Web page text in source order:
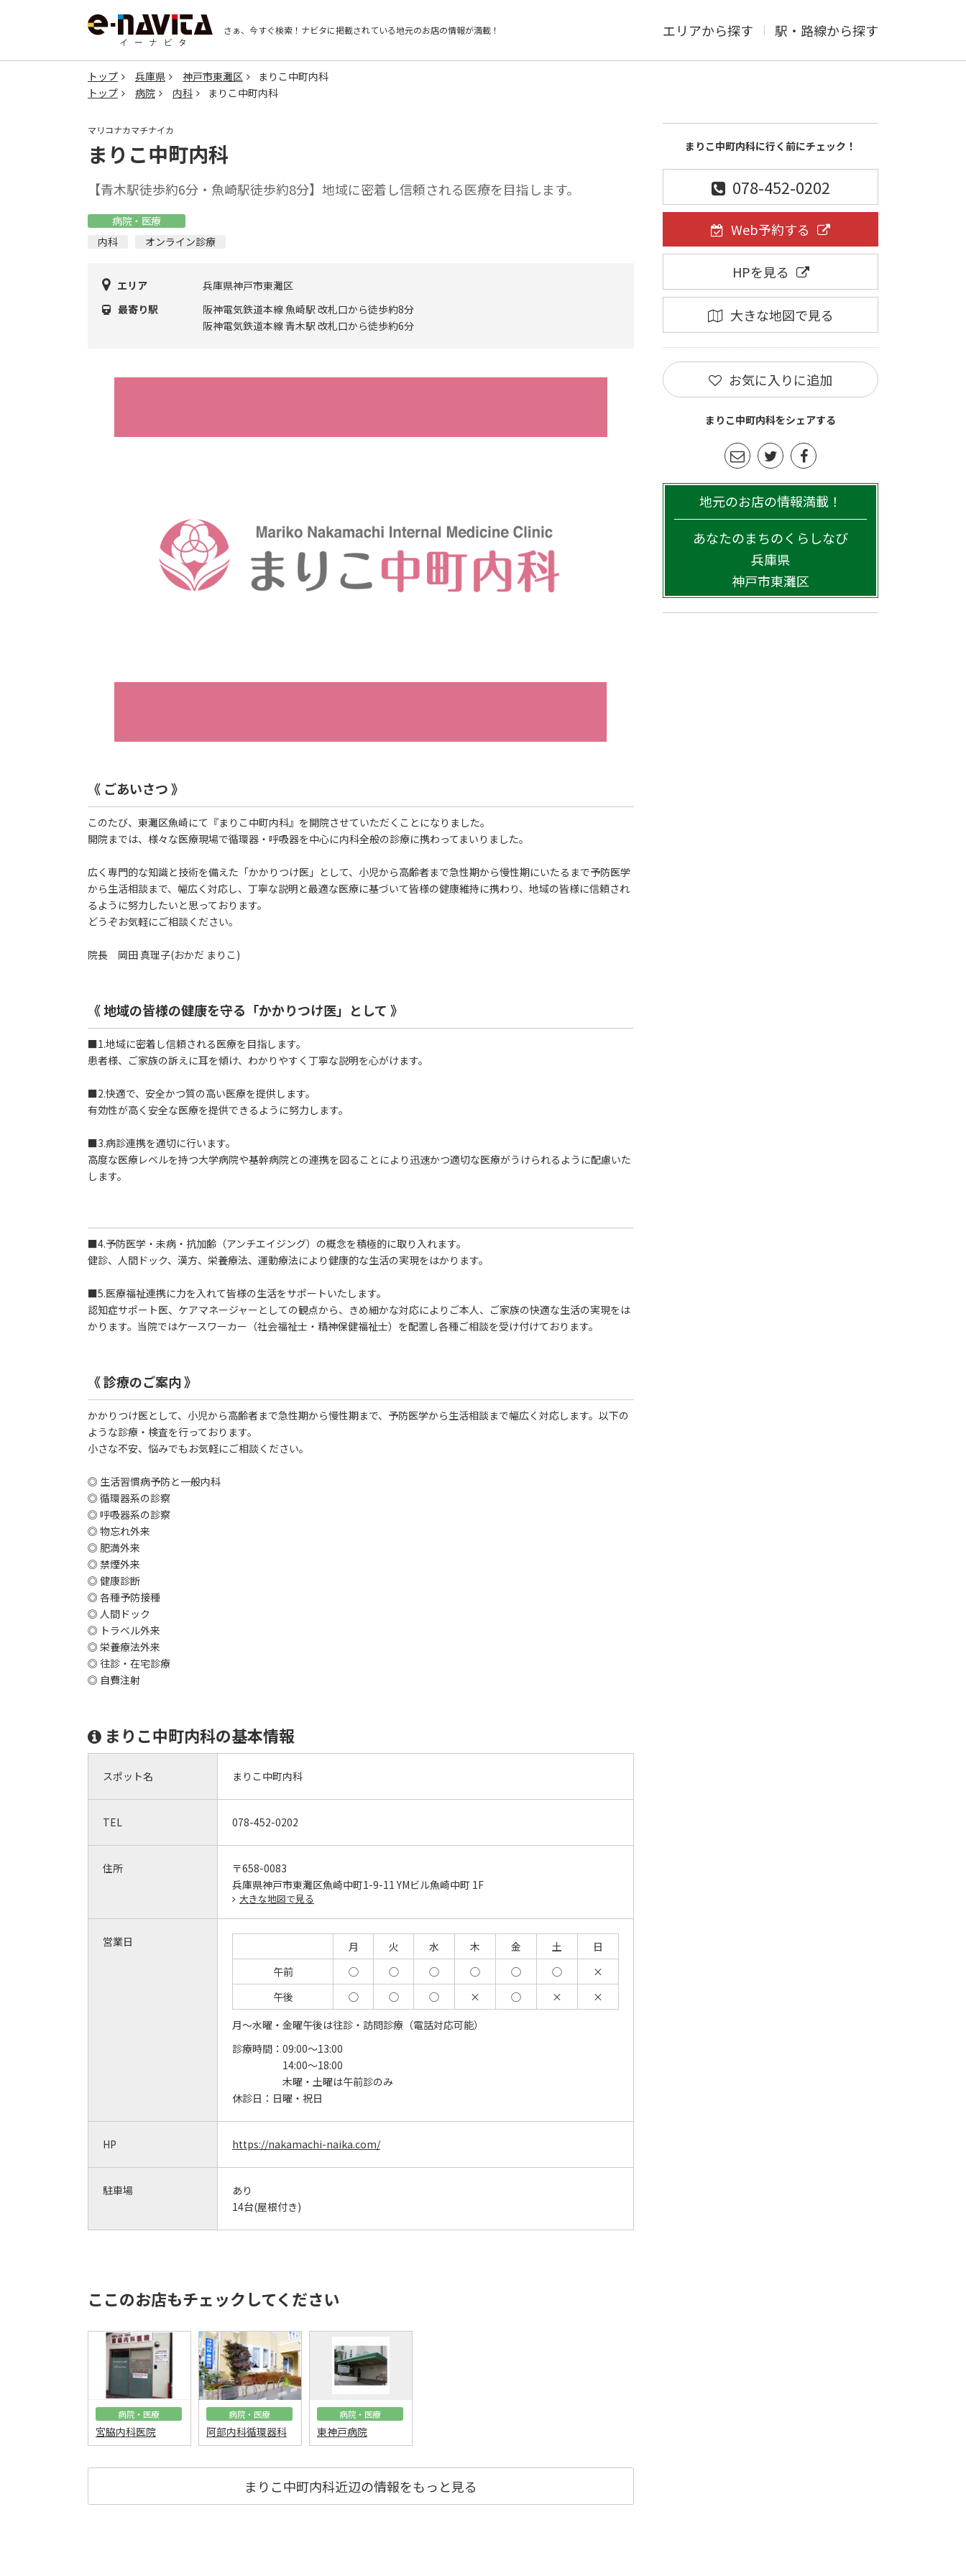
さぁ、今すぐ検索！ ナビタに掲載されている地元のお店の情報が満載！ エリアから探す 駅・路線から探す
トップ 兵庫県 神戸市東灘区
まりこ中町内科
トップ
病院 内科 まりこ中町内科
マリコナカマチナイカ
まりこ中町内科
【青木駅徒歩約6分・魚崎駅徒歩約8分】地域に密着し信頼される医療を目指します。
病院・医療
内科
オンライン診療
エリア
兵庫県神戸市東灘区
最寄り駅
阪神電気鉄道本線 魚崎駅 改札口から徒歩約8分
阪神電気鉄道本線 青木駅 改札口から徒歩約6分
《 ごあいさつ 》
このたび、東灘区魚崎にて『まりこ中町内科』を開院させていただくことになりました。
開院までは、様々な医療現場で循環器・呼吸器を中心に内科全般の診療に携わってまいりました。
広く専門的な知識と技術を備えた「かかりつけ医」として、小児から高齢者まで急性期から慢性期にいたるまで予防医学
から生活相談まで、幅広く対応し、丁寧な説明と最適な医療に基づいて皆様の健康維持に携わり、地域の皆様に信頼され
るように努力したいと思っております。
どうぞお気軽にご相談ください。
院長 岡田 真理子(おかだ まりこ)
《 地域の皆様の健康を守る「かかりつけ医」として 》
■1.地域に密着し信頼される医療を目指します。
患者様、ご家族の訴えに耳を傾け、わかりやすく丁寧な説明を心がけます。
■2.快適で、安全かつ質の高い医療を提供します。
有効性が高く安全な医療を提供できるように努力します。
■3.病診連携を適切に行います。
高度な医療レベルを持つ大学病院や基幹病院との連携を図ることにより迅速かつ適切な医療がうけられるように配慮いた
します。
■4.予防医学・未病・抗加齢（アンチエイジング）の概念を積極的に取り入れます。
健診、人間ドック、漢方、栄養療法、運動療法により健康的な生活の実現をはかります。
■5.医療福祉連携に力を入れて皆様の生活をサポートいたします。
認知症サポート医、ケアマネージャーとしての観点から、きめ細かな対応によりご本人、ご家族の快適な生活の実現をは
かります。当院ではケースワーカー（社会福祉士・精神保健福祉士）を配置し各種ご相談を受け付けております。
《 診療のご案内 》
かかりつけ医として、小児から高齢者まで急性期から慢性期まで、予防医学から生活相談まで幅広く対応します。以下の
ような診療・検査を行っております。
小さな不安、悩みでもお気軽にご相談ください。
◎ 生活習慣病予防と一般内科
◎ 循環器系の診察
◎ 呼吸器系の診察
◎ 物忘れ外来
◎ 肥満外来
◎ 禁煙外来
◎ 健康診断
◎ 各種予防接種
◎ 人間ドック
◎ トラベル外来
◎ 栄養療法外来
◎ 往診・在宅診療
◎ 自費注射
まりこ中町内科の基本情報
スポット名 まりこ中町内科
TEL 078-452-0202
住所
〒658-0083
兵庫県神戸市東灘区魚崎中町1-9-11 YMビル魚崎中町 1F
大きな地図で見る
営業日 月 火 水 木 金 土
日
午前
◯ ◯ ◯ ◯ ◯ ◯
×
午後
◯ ◯ ◯ × ◯ ×
×
月～水曜・金曜午後は往診・訪問診療（電話対応可能）
診療時間： 09:00～13:00
14:00～18:00
木曜・土曜は午前診のみ
休診日： 日曜・祝日
HP https://nakamachi-naika.com/
駐車場
あり
14台(屋根付き)
ここのお店もチェックしてください
病院・医療
宮脇内科医院
病院・医療
阿部内科循環器科
病院・医療
東神戸病院
まりこ中町内科近辺の情報をもっと見る
まりこ中町内科に行く前にチェック！
078-452-0202
Web予約する
HPを見る
大きな地図で見る
お気に入りに追加
まりこ中町内科をシェアする
地元のお店の情報満載！
あなたのまちのくらしなび
兵庫県
神戸市東灘区